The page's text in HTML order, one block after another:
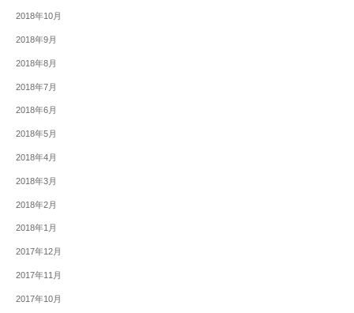
2018年10月
2018年9月
2018年8月
2018年7月
2018年6月
2018年5月
2018年4月
2018年3月
2018年2月
2018年1月
2017年12月
2017年11月
2017年10月